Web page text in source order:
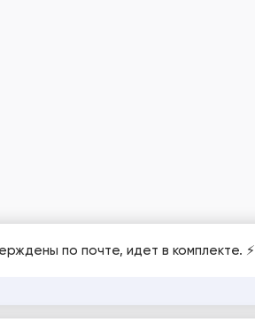
по почте, идет в комплекте. ⚡️